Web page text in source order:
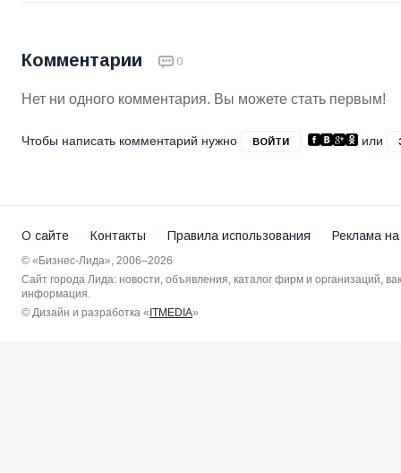
Комментарии 0
Нет ни одного комментария. Вы можете стать первым!
Чтобы написать комментарий нужно ВОЙТИ или
О сайте Контакты Правила использования Реклама
© «Бизнес-Лида», 2006–2026
Сайт города Лида: новости, объявления, каталог фирм и организаций,
информация.
© Дизайн и разработка « ITMEDIA»